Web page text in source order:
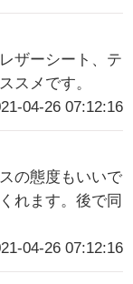
ザーシート、テ
スメです。
04-26 07:12:16
の態度もいいで
れます。後で同
04-26 07:12:16